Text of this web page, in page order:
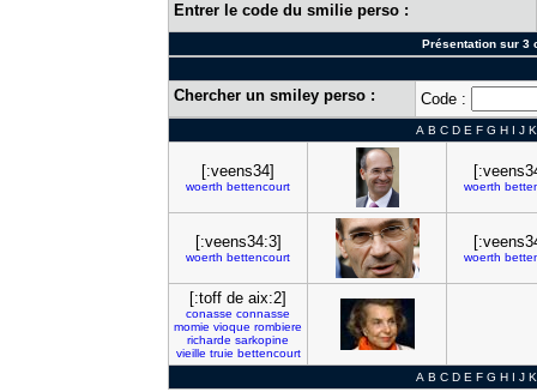
Entrer le code du smilie perso :
Présentation sur 3
Chercher un smiley perso : Code :
A B C D E F G H I J K
[:veens34]
woerth bettencourt woerth
[:veens34:3]
woerth bettencourt woerth
[:toff de aix:2]
conasse connasse
momie vioque rombiere
richarde sarkopine
vieille truie bettencourt
A B C D E F G H I J K